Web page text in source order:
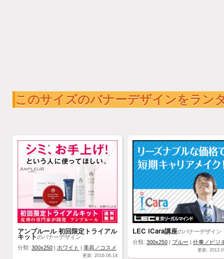
このサイズのバナーデザインをラン
アンプルール 初回限定トライアル
キットのバナーデザイン
分類: 300x250 ホワイト 美容／コスメ
更新: 2016.06.14
LEC iCara講座のバナーデザイン
分類: 300x250 ブルー 仕事／ビジ
更新: